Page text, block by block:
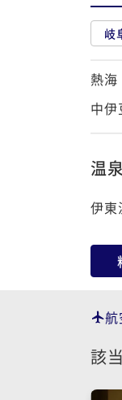
岐
熱海
中伊
温泉
伊東
該